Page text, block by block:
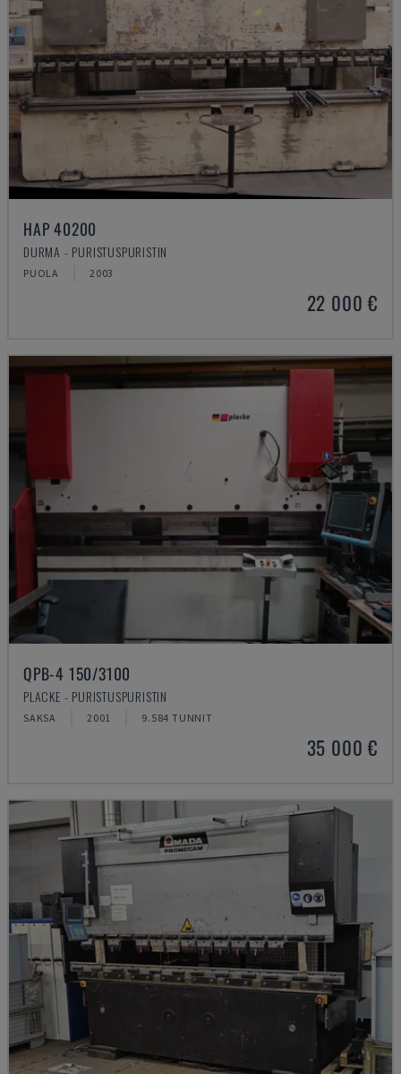
HAP 40200
DURMA - PURISTUSPURISTIN
PUOLA 2003
22 000 €
QPB-4 150/3100
PLACKE - PURISTUSPURISTIN
SAKSA 2001 9.584 TUNNIT
35 000 €